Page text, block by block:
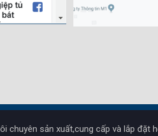
chuyên sản xuất,cung cấp và lắp đặt